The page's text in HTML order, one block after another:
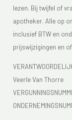
lezen. Bij twijfel of
apotheker. Alle op
inclusief BTW en
prijswijzigingen en
Veerle Van Thorre